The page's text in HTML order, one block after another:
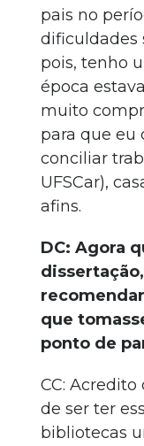
pais no
dificuldades
pois, tenho
época
muito
para que eu
conciliar
UFSCar),
afins.
DC: Agora
que
ponto de
CC:
de ser ter
bibliotecas